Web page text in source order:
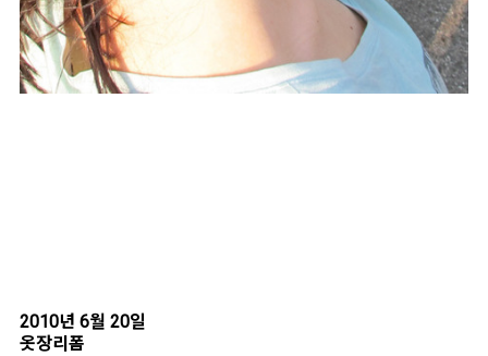
2010년 6월 20일
옷장리폼